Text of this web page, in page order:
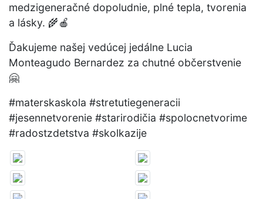
medzigeneračné dopoludnie, plné tepla, tvorenia
a lásky. 🌾🍎
Ďakujeme našej vedúcej jedálne Lucia
Monteagudo Bernardez za chutné občerstvenie
🤗
#materskaskola #stretutiegeneracii
#jesennetvorenie #starirodičia #spolocnetvorime
#radostzdetstva #skolkazije